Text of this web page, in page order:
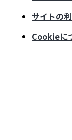
サイトの
Cookieに